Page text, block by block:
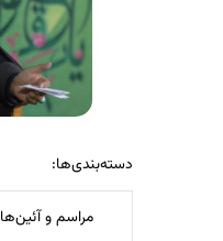
دسته‌بندی‌ها:
مراسم و آئین‌ها